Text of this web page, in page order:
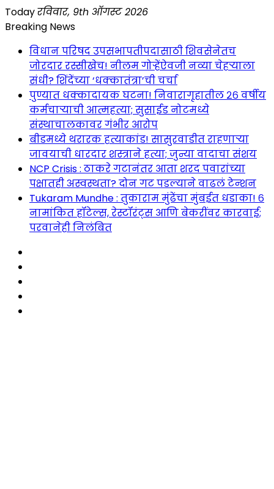
Skip
to
Todayरविवार, 9th ऑगस्ट 2026
Breaking News
विधान परिषद उपसभापतीपदासाठी शिवसेनेतच
जोरदार रस्सीखेच! नीलम गोऱ्हेंऐवजी नव्या चेहऱ्याला
संधी? शिंदेंच्या ‘धक्कातंत्रा’ची चर्चा
पुण्यात धक्कादायक घटना! निवारागृहातील २६ वर्षीय
कर्मचाऱ्याची आत्महत्या; सुसाईड नोटमध्ये
संस्थाचालकावर गंभीर आरोप
बीडमध्ये थरारक हत्याकांड! सासुरवाडीत राहणाऱ्या
जावयाची धारदार शस्त्राने हत्या; जुन्या वादाचा संशय
NCP Crisis : ठाकरे गटानंतर आता शरद पवारांच्या
पक्षातही अस्वस्थता? दोन गट पडल्याने वाढलं टेन्शन
Tukaram Mundhe : तुकाराम मुंढेंचा मुंबईत धडाका! ६
नामांकित हॉटेल्स, रेस्टॉरंट्स आणि बेकरींवर कारवाई;
परवानेही निलंबित